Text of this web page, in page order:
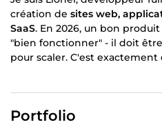
création de sites web,
SaaS. En 2026, un bon
"bien fonctionner" - il doit être rapide, intelligent et taillé
pour scaler. C'est exactement
clients :
Portfolio